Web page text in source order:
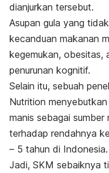
dianjurkan tersebut.
Asupan gula yang
kecanduan makanan
kegemukan, obesitas,
penurunan kognitif.
Selain itu, sebuah
Nutrition
manis sebagai sumber
terhadap rendahnya
– 5 tahun di Indonesia.
Jadi, SKM sebaiknya